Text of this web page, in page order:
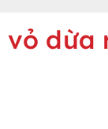
vỏ dừa